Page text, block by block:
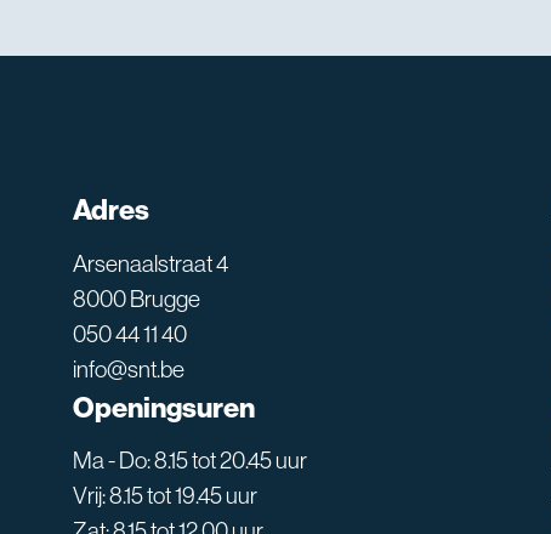
Adres
Arsenaalstraat 4
8000 Brugge
050 44 11 40
info@snt.be
Openingsuren
Ma - Do: 8.15 tot 20.45 uur
Vrij: 8.15 tot 19.45 uur